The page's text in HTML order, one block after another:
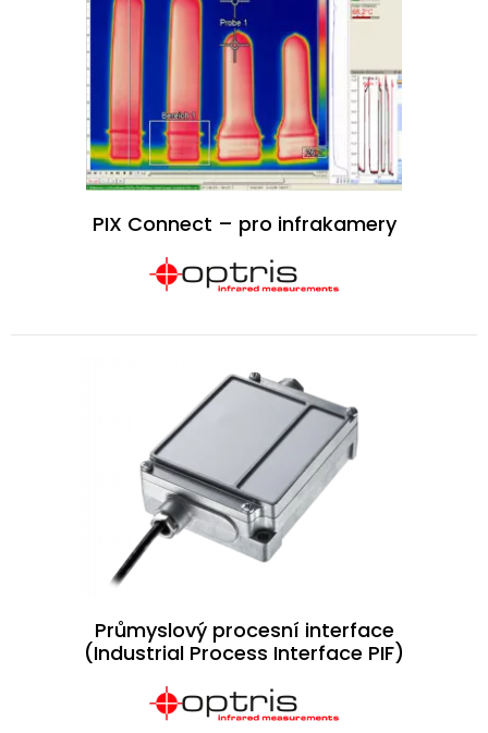
PIX Connect – pro infrakamery
Průmyslový procesní interface
(Industrial Process Interface PIF)